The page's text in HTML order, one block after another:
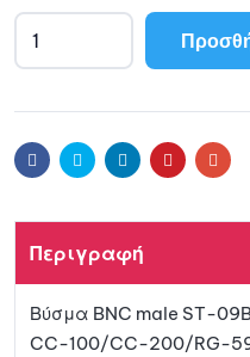
FacebookTwitter LinkedinPinterest
Περιγραφή
Βύσμα BNC male ST-
CC-100/CC-200/RG-